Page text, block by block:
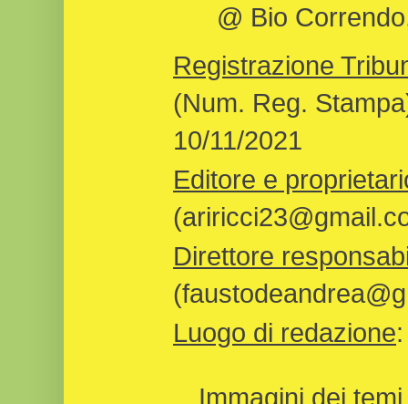
@ Bio
Registrazione
(Num. Reg.
10/11/2021
Editore e
Direttore
Luogo di redazione
Immagini dei